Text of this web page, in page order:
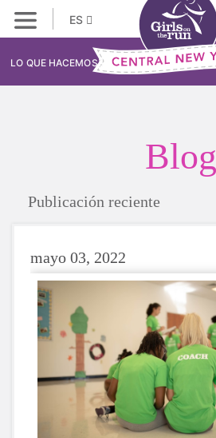
ES
LO QUE HACEMOS
Blog
Publicación reciente
mayo 03, 2022